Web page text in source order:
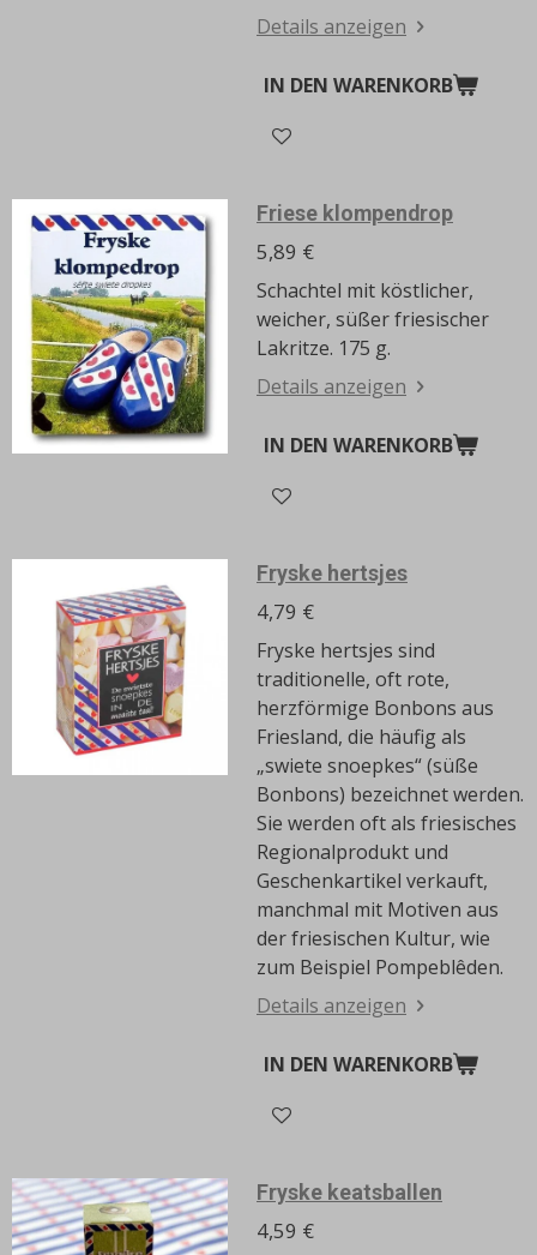
Details anzeigen
IN DEN WARENKORB
Friese klompendrop
5,89 €
Schachtel mit köstlicher,
weicher, süßer friesischer
Lakritze. 175 g.
Details anzeigen
IN DEN WARENKORB
Fryske hertsjes
4,79 €
Fryske hertsjes sind
traditionelle, oft rote,
herzförmige Bonbons aus
Friesland, die häufig als
„swiete snoepkes“ (süße
Bonbons) bezeichnet werden.
Sie werden oft als friesisches
Regionalprodukt und
Geschenkartikel verkauft,
manchmal mit Motiven aus
der friesischen Kultur, wie
zum Beispiel Pompeblêden.
Details anzeigen
IN DEN WARENKORB
Fryske keatsballen
4,59 €